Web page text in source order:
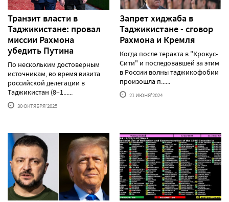
Транзит власти в
Таджикистане: провал
миссии Рахмона
убедить Путина
По нескольким достоверным
источникам, во время визита
российской делегации в
Таджикистан (8–1......
30 ОКТЯБРЯ'2025
Запрет хиджаба в
Таджикистане - сговор
Рахмона и Кремля
Когда после теракта в "Крокус-
Сити" и последовавшей за этим
в России волны таджикофобии
произошла п......
21 ИЮНЯ'2024